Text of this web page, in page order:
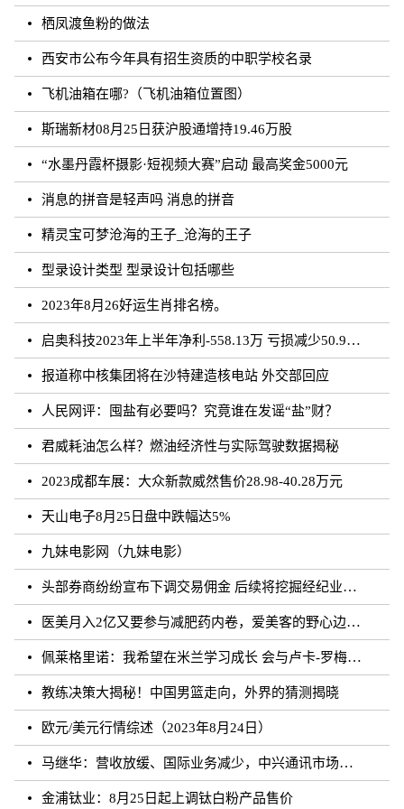
栖凤渡鱼粉的做法
西安市公布今年具有招生资质的中职学校名录
飞机油箱在哪?（飞机油箱位置图）
斯瑞新材08月25日获沪股通增持19.46万股
“水墨丹霞杯摄影·短视频大赛”启动 最高奖金5000元
消息的拼音是轻声吗 消息的拼音
精灵宝可梦沧海的王子_沧海的王子
型录设计类型 型录设计包括哪些
2023年8月26好运生肖排名榜。
启奥科技2023年上半年净利-558.13万 亏损减少50.91%
报道称中核集团将在沙特建造核电站 外交部回应
人民网评：囤盐有必要吗？究竟谁在发谣“盐”财？
君威耗油怎么样？燃油经济性与实际驾驶数据揭秘
2023成都车展：大众新款威然售价28.98-40.28万元
天山电子8月25日盘中跌幅达5%
九妹电影网（九妹电影）
头部券商纷纷宣布下调交易佣金 后续将挖掘经纪业务佣金降费潜力
医美月入2亿又要参与减肥药内卷，爱美客的野心边界在哪？
佩莱格里诺：我希望在米兰学习成长 会与卢卡-罗梅罗团结互助
教练决策大揭秘！中国男篮走向，外界的猜测揭晓
欧元/美元行情综述（2023年8月24日）
马继华：营收放缓、国际业务减少，中兴通讯市场重心向国内靠拢？
金浦钛业：8月25日起上调钛白粉产品售价